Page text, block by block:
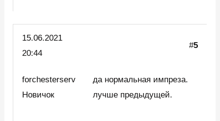
15.06.2021
20:44
#5
forchesterserv
Новичок
да нормальная импреза.
лучше предыдущей.